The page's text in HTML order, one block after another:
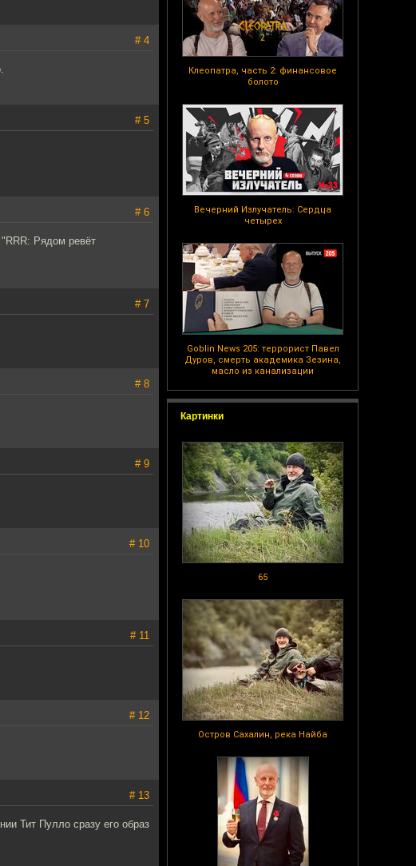
Клеопатра, часть 2: финансовое
болото
Вечерний Излучатель: Сердца
четырех
Goblin News 205: террорист Павел
Дуров, смерть академика Зезина,
масло из канализации
Картинки
65
Остров Сахалин, река Найба
# 4
# 5
# 6
Рядом ревёт
# 7
# 8
# 9
# 10
# 11
# 12
# 13
Тит Пулло сразу его образ